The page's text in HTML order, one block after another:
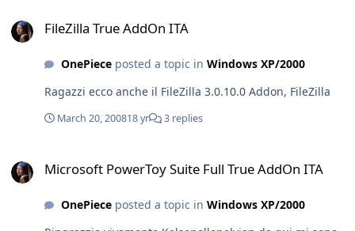
FileZilla True AddOn ITA
OnePieceposted a topic in Windows XP/2000
Ragazzi ecco anche il FileZilla 3.0.10.0 Addon, FileZilla
March 20, 200818 yr 3 replies
Microsoft PowerToy Suite Full True AddOn ITA
OnePieceposted a topic in Windows XP/2000